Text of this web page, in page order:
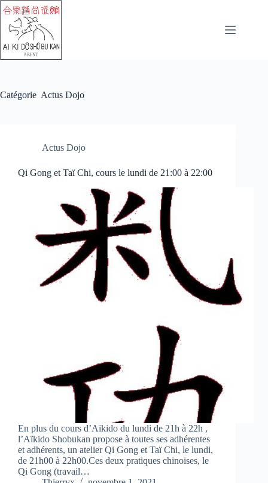
Passer
au
contenu
Catégorie Actus Dojo
Actus Dojo
Qi Gong et Taï Chi, cours le lundi de 21:00 à 22:00
En plus du cours d’Aïkido du lundi de 21h à 22h ,
l’Aïkido Shobukan propose à toutes ses adhérentes
et adhérents, un atelier Qi Gong et Taï Chi, le lundi,
de 21h00 à 22h00.Ces deux pratiques chinoises, le
Qi Gong (travail…